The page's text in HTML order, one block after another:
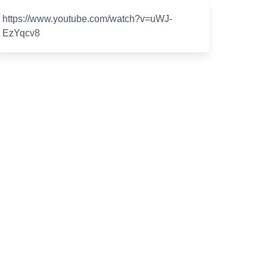
https://www.youtube.com/watch?v=uWJ-
EzYqcv8